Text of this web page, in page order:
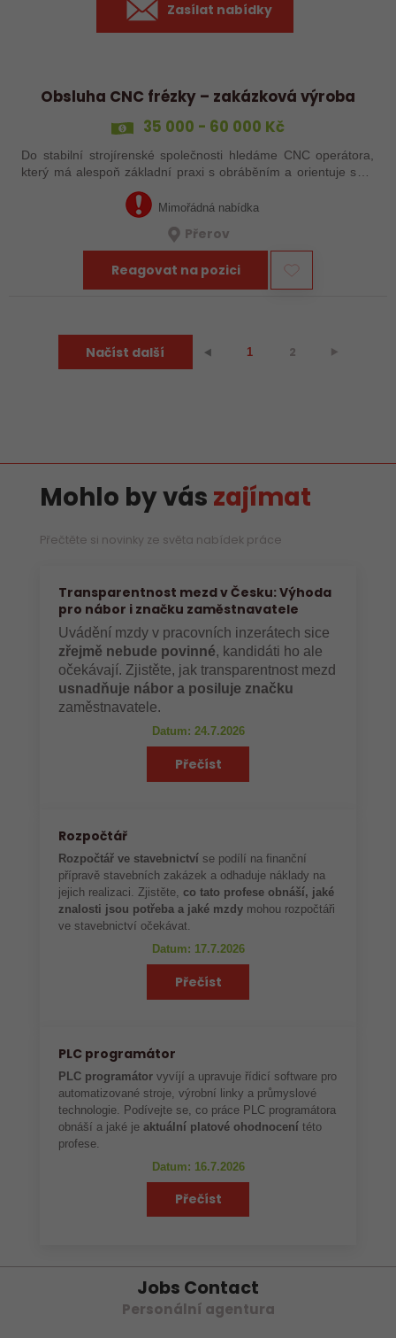
Zasílat nabídky
Obsluha CNC frézky – zakázková výroba
35 000 - 60 000 Kč
Do stabilní strojírenské společnosti hledáme CNC operátora,
který má alespoň základní praxi s obráběním a orientuje se v
technické dokumentaci. Nemusíte mít za sebou roky
zkušeností – důležité je, že…Mimořádná nabídka
Přerov
Reagovat na pozici
Načíst další ⯇ 1 2 ⯈
Mohlo by vás zajímat
Přečtěte si novinky ze světa nabídek práce
Transparentnost mezd v Česku: Výhoda
pro nábor i značku zaměstnavatele
Uvádění mzdy v pracovních inzerátech sice
zřejmě nebude povinné, kandidáti ho ale
očekávají. Zjistěte, jak transparentnost mezd
usnadňuje nábor a posiluje značku
zaměstnavatele.
Datum: 24.7.2026
Přečíst
Rozpočtář
Rozpočtář ve stavebnictví se podílí na finanční
přípravě stavebních zakázek a odhaduje náklady na
jejich realizaci. Zjistěte,co tato profese obnáší, jaké
znalosti jsou potřeba a jaké mzdy mohou rozpočtáři
ve stavebnictví očekávat.
Datum: 17.7.2026
Přečíst
PLC programátor
PLC programátor vyvíjí a upravuje řídicí software pro
automatizované stroje, výrobní linky a průmyslové
technologie. Podívejte se, co práce PLC programátora
obnáší a jaké je aktuální platové ohodnocení této
profese.
Datum: 16.7.2026
Přečíst
Jobs Contact
Personální agentura